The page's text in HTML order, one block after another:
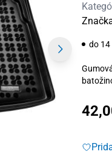
do